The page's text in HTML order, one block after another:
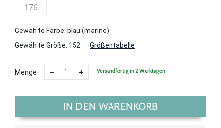
176
Gewählte Farbe: blau (marine)
Gewählte Größe: 152 Größentabelle
Menge Versandfertig in 2 Werktagen
IN DEN WARENKORB